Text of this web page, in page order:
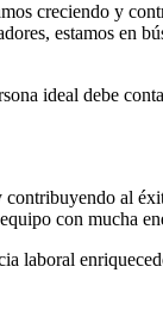
creciendo y
estamos en
ideal debe
al
con mucha
laboral